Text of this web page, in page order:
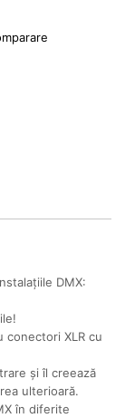
DMX:
conectori XLR cu
și îl creează
ulterioară.
în diferite